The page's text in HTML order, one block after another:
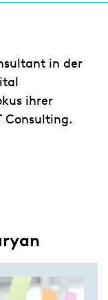
in der
ihrer
Consulting.